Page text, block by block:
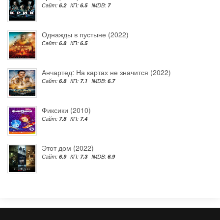
Сайт: 6.2 КП: 6.5 IMDB: 7
Однажды в пустыне (2022)
Сайт: 6.8 КП: 6.5
Анчартед: На картах не значится (2022)
Сайт: 6.8 КП: 7.1 IMDB: 6.7
Фиксики (2010)
Сайт: 7.8 КП: 7.4
Этот дом (2022)
Сайт: 6.9 КП: 7.3 IMDB: 6.9